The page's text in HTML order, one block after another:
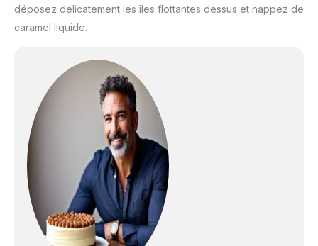
déposez délicatement les îles flottantes dessus et nappez de
caramel liquide.